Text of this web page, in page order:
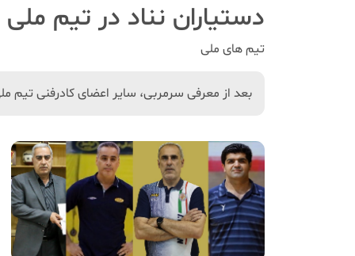
دستیاران نناد در تیم
تیم های ملی
بعد از معرفی سرمربی، سایر اعضای کادرفنی